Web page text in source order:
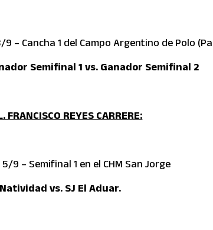
– Cancha 1 del Campo Argentino de Polo
Semifinal 1 vs. Ganador Semifinal 2
FRANCISCO REYES CARRERE:
9 – Semifinal 1 en el CHM San Jorge
vs. SJ El Aduar.